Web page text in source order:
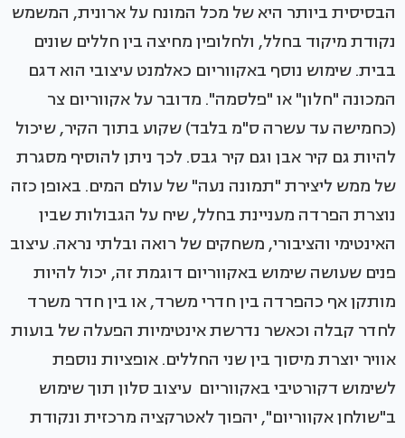
הבסיסית ביותר היא של מכל המונח על ארונית, המשמש
נקודת מיקוד בחלל, ולחלופין מחיצה בין חללים שונים
בבית. שימוש נוסף באקווריום כאלמנט עיצובי הוא דגם
המכונה "חלון" או "פלסמה". מדובר על אקווריום צר
(כחמישה עד עשרה ס"מ בלבד) שקוע בתוך הקיר, שיכול
להיות גם קיר אבן וגם קיר גבס. לכך ניתן להוסיף מסגרת
של ממש ליצירת "תמונה נעה" של עולם המים. באופן כזה
נוצרת הפרדה מעניינת בחלל, שיח על הגבולות שבין
האינטימי והציבורי, משחקים של רואה ובלתי נראה. עיצוב
פנים שעושה שימוש באקווריום דוגמת זה, יכול להיות
מותקן אף כהפרדה בין חדרי משרד, או בין חדר משרד
לחדר קבלה וכאשר נדרשת אינטימיות הפעלה של בועות
אוויר יוצרת מיסוך בין שני החללים. אופציות נוספת
לשימוש דקורטיבי באקווריום עיצוב סלון תוך שימוש
ב"שולחן אקווריום", יהפוך לאטרקציה מרכזית ונקודת